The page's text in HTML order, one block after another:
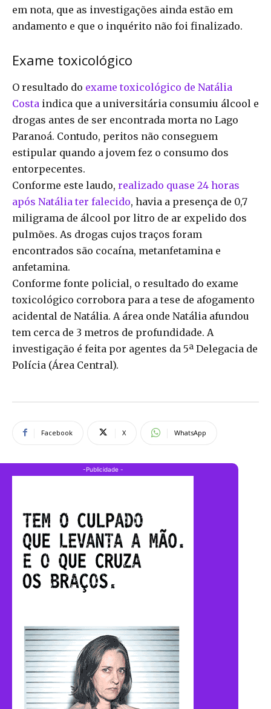
em nota, que as investigações ainda estão em
andamento e que o inquérito não foi finalizado.
Exame toxicológico
O resultado do exame toxicológico de Natália
Costa indica que a universitária consumiu álcool e
drogas antes de ser encontrada morta no Lago
Paranoá. Contudo, peritos não conseguem
estipular quando a jovem fez o consumo dos
entorpecentes.
Conforme este laudo, realizado quase 24 horas
após Natália ter falecido, havia a presença de 0,7
miligrama de álcool por litro de ar expelido dos
pulmões. As drogas cujos traços foram
encontrados são cocaína, metanfetamina e
anfetamina.
Conforme fonte policial, o resultado do exame
toxicológico corrobora para a tese de afogamento
acidental de Natália. A área onde Natália afundou
tem cerca de 3 metros de profundidade. A
investigação é feita por agentes da 5ª Delegacia de
Polícia (Área Central).
Facebook X WhatsApp
-Publicidade -